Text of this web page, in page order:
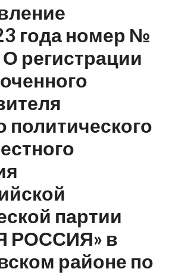
года номер №
регистрации
политического
партии
РОССИЯ» в
районе по